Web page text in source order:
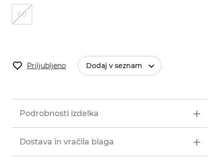
60
Priljubljeno Dodaj v seznam
Podrobnosti izdelka
Dostava in vračila blaga